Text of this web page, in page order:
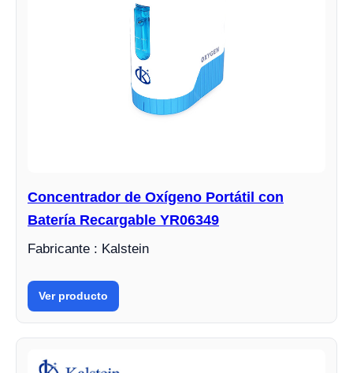
Concentrador de Oxígeno Portátil con
Batería Recargable YR06349
Fabricante : Kalstein
Ver producto